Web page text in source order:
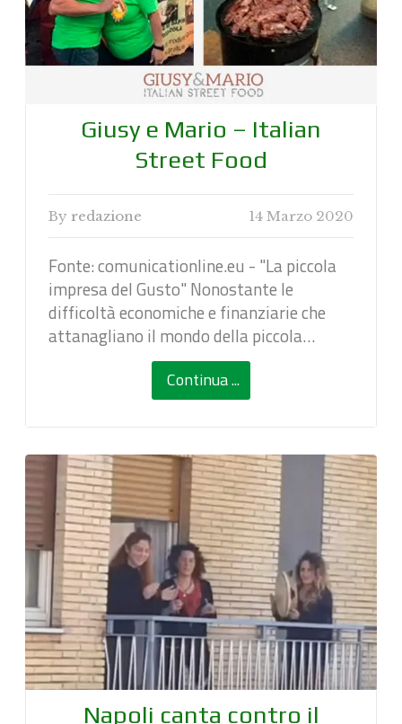
Giusy e Mario – Italian
Street Food
By redazione 14 Marzo 2020
Fonte: comunicationline.eu - "La piccola
impresa del Gusto" Nonostante le
difficoltà economiche e finanziarie che
attanagliano il mondo della piccola…
Continua ...
Napoli canta contro il